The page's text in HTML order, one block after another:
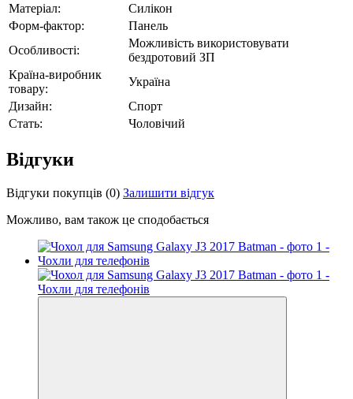
Матеріал:
Силікон
Форм-фактор:
Панель
Особливості:
Можливість використовувати
бездротовий ЗП
Країна-виробник
товару:
Україна
Дизайн:
Спорт
Стать:
Чоловічий
Відгуки
Відгуки покупців (0) Залишити відгук
Можливо, вам також це сподобається